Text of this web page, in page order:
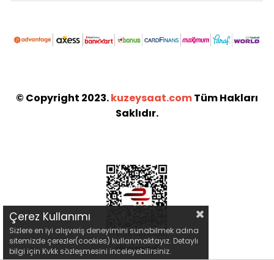
© Copyright 2023.kuzeysaat.comTüm Hakları
Saklıdır.
Çerez Kullanımı
Sizlere en iyi alışveriş deneyimini sunabilmek adına
sitemizde çerezler(cookies) kullanmaktayız. Detaylı
bilgi için Kvkk sözleşmesini inceleyebilirsiniz.